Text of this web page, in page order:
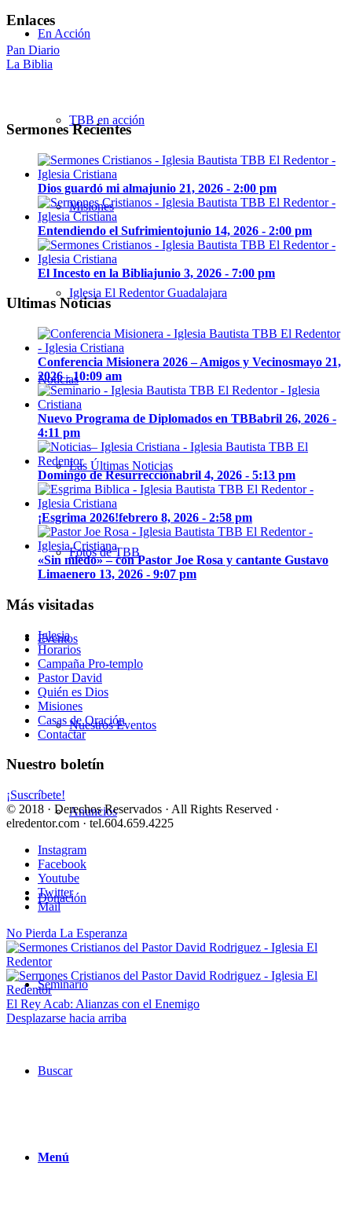
En Acción
TBB en acción
Misiones
Iglesia El Redentor Guadalajara
Noticias
Las Últimas Noticias
Fotos de TBB
Eventos
Nuestros Eventos
Anuncios
Donación
Seminario
Buscar
Menú
Enlaces
Pan Diario
La Biblia
Sermones Recientes
Dios guardó mi almajunio 21, 2026 - 2:00 pm
Entendiendo el Sufrimientojunio 14, 2026 - 2:00 pm
El Incesto en la Bibliajunio 3, 2026 - 7:00 pm
Ultimas Noticias
Conferencia Misionera 2026 – Amigos y Vecinosmayo 21,
2026 - 10:09 am
Nuevo Programa de Diplomados en TBBabril 26, 2026 -
4:11 pm
Domingo de Resurrecciónabril 4, 2026 - 5:13 pm
¡Esgrima 2026!febrero 8, 2026 - 2:58 pm
«Sin miedo» – con Pastor Joe Rosa y cantante Gustavo
Limaenero 13, 2026 - 9:07 pm
Más visitadas
Iglesia
Horarios
Campaña Pro-templo
Pastor David
Quién es Dios
Misiones
Casas de Oración
Contactar
Nuestro boletín
¡Suscríbete!
© 2018 · Derechos Reservados · All Rights Reserved ·
elredentor.com · tel.604.659.4225
Instagram
Facebook
Youtube
Twitter
Mail
No Pierda La Esperanza
El Rey Acab: Alianzas con el Enemigo
Desplazarse hacia arriba